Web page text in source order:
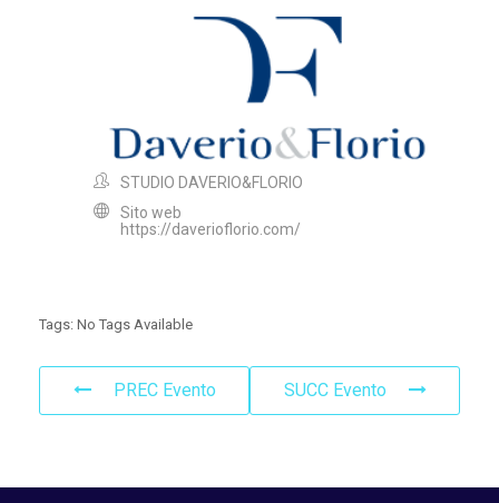
STUDIO DAVERIO&FLORIO
Sito web
https://daverioflorio.com/
Tags: No Tags Available
PREC Evento SUCC Evento